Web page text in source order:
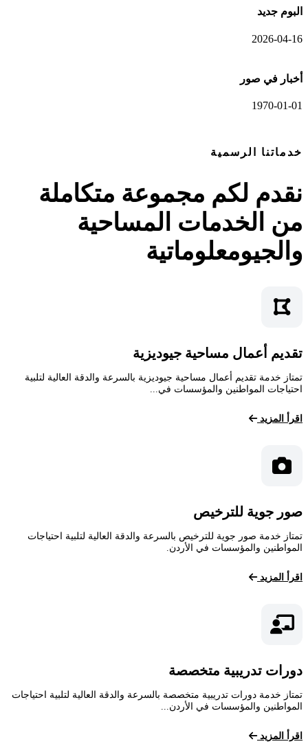
البوم جديد
2026-04-16
أخبار في صور
1970-01-01
خدماتنا الرسمية
نقدم لكم مجموعة متكاملة
من الخدمات المساحية
والجيومعلوماتية
تقديم أعمال مساحية جيوديزية
تمتاز خدمة تقديم أعمال مساحية جيوديزية بالسرعة والدقة العالية لتلبية
احتياجات المواطنين والمؤسسات في...
اقرأ المزيد
صور جوية للترخيص
تمتاز خدمة صور جوية للترخيص بالسرعة والدقة العالية لتلبية احتياجات
المواطنين والمؤسسات في الأردن.
اقرأ المزيد
دورات تدريبية متخصصة
تمتاز خدمة دورات تدريبية متخصصة بالسرعة والدقة العالية لتلبية احتياجات
المواطنين والمؤسسات في الأردن...
اقرأ المزيد